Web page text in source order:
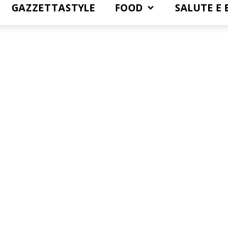
GAZZETTASTYLE FOOD SALUTE E